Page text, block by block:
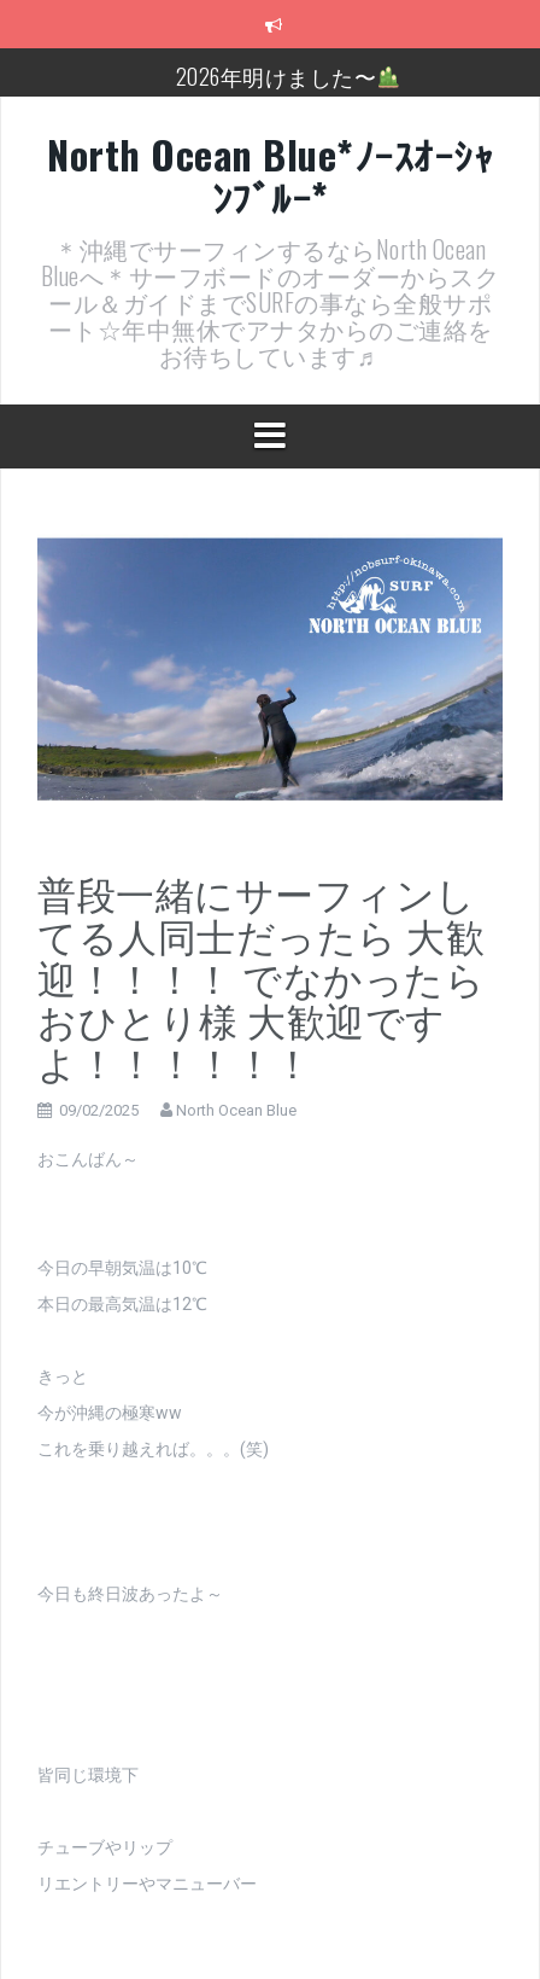
2026年明けました〜
近況報告ww
ヤッチマッターーーー！！！
支部長就任報告と支部予選・検定開催決定！
近況報告～
North Ocean Blue*ﾉｰｽｵｰｼｬ
ﾝﾌﾞﾙｰ*
＊沖縄でサーフィンするならNorth Ocean
Blueへ＊サーフボードのオーダーからスク
ール＆ガイドまでSURFの事なら全般サポ
ート☆年中無休でアナタからのご連絡を
お待ちしています♬
普段一緒にサーフィンし
てる人同士だったら 大歓
迎！！！！ でなかったら
おひとり様 大歓迎です
よ！！！！！！
09/02/2025 North Ocean Blue
おこんばん～
今日の早朝気温は10℃
本日の最高気温は12℃
きっと
今が沖縄の極寒ww
これを乗り越えれば。。。(笑)
今日も終日波あったよ～
皆同じ環境下
チューブやリップ
リエントリーやマニューバー